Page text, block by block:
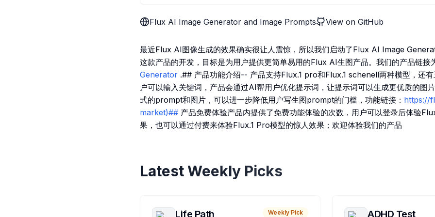
Flux AI Image Generator and Image Prompts View on GitHub
最近Flux AI图像生成的效果确实很让人震惊，所以我们启动了Flux AI Image
这款产品的开发，目标是为用户提供更简单易用的Flux AI生图产品。我们的产品链接
Generator .## 产品功能介绍-- 产品支持Flux.1 pro和Flux.1 schenell两种模型，还
户可以输入关键词，产品会通过AI帮用户优化提示词，让提示词可以生成更优质的图
式的prompt和图片，可以进一步降低用户写生图prompt的门槛，功能链接： https://
market)## 产品免费体验产品内提供了免费功能体验的次数，用户可以登录后体验
果，也可以通过付费来体验Flux.1 Pro模型的惊人效果；欢迎体验我们的产品
Latest Weekly Picks
Life Path Weekly Pick ADHD Test